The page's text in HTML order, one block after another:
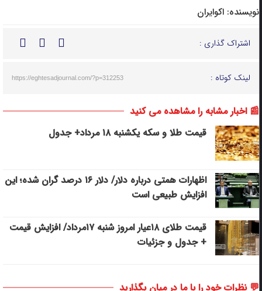
نویسنده: اکوایران
اشتراک گذاری :
لینک کوتاه : https://eghtesadjournal.com/?p=312253
📰 اخبار مشابه را مشاهده می کنید
قیمت طلا و سکه یکشنبه ۱۸ مرداد+ جدول
اظهارات همتی درباره دلار/ دلار ۱۶ درصد گران شده؛ این
افزایش طبیعی است
قیمت طلای ۱۸عیار امروز شنبه ۱۷مرداد/ افزایش قیمت
+ جدول و جزئیات
💬 نظرات خود را با ما در میان بگذارید